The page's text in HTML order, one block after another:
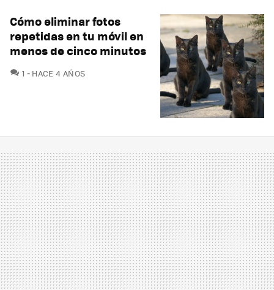
Cómo eliminar fotos
repetidas en tu móvil en
menos de cinco minutos
1 COMENTARIOS
HACE 4 AÑOS